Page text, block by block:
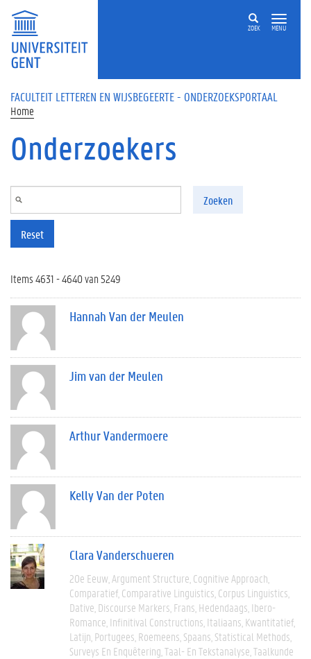
Overslaan en naar de inhoud gaan
ZOEK MENU
FACULTEIT LETTEREN EN WIJSBEGEERTE - ONDERZOEKSPORTAAL
Home
Onderzoekers
Zoeken
Reset
Items 4631 - 4640 van 5249
Hannah Van der Meulen
Jim van der Meulen
Arthur Vandermoere
Kelly Van der Poten
Clara Vanderschueren
20e Eeuw Argument Structure Cognitive Approach
Comparatief Comparative Linguistics Corpus Linguistics
Dative Discourse Markers Frans Hedendaags Ibero-
Romance Infinitival Constructions Italiaans Kwantitatief
Latijn Portugees Roemeens Spaans Statistical Methods
Surveys En Enquêtering Taal- En Tekstanalyse Taalkunde